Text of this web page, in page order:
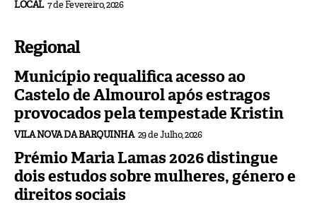
LOCAL 7 de Fevereiro, 2026
Regional
Município requalifica acesso ao
Castelo de Almourol após estragos
provocados pela tempestade Kristin
VILA NOVA DA BARQUINHA 29 de Julho, 2026
Prémio Maria Lamas 2026 distingue
dois estudos sobre mulheres, género e
direitos sociais